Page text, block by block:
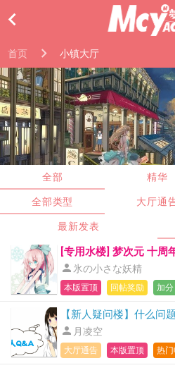

首页 小镇大厅
全部 精华
全部类型
大厅通
最新发表
[专用水楼] 梦次元 十周
氷の小さな妖精
本版置顶 回帖奖励 加分
 月凌空
大厅通告 本版置顶 热